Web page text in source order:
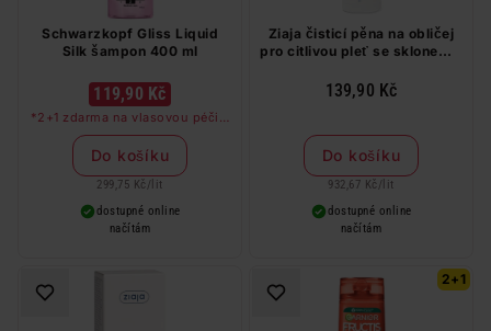
Schwarzkopf Gliss Liquid
Silk šampon 400 ml
119,90 Kč
*2+1 zdarma na vlasovou péči v
libovolné kombinaci, nejlevnější
produkt zdarma. Neplatí na
barvy na vlasy a cestovní balení.
Do košíku
299,75 Kč / lit
dostupné online
načítám
Ziaja čisticí pěna na obličej
pro citlivou pleť se sklonem k
139,90 Kč
Do košíku
932,67 Kč / lit
dostupné online
načítám
2+1